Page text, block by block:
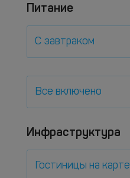
Питание
С завтраком
Все включено
Инфраструктура
Гостиницы на карте